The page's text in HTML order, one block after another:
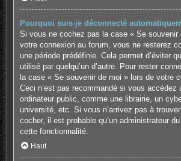
Pourquoi suis-je déconnecté
Si vous ne cochez pas la case « Se souvenir
votre connexion au forum, vous ne resterez
une période prédéfinie. Cela permet d’éviter
utilisé par quelqu’un d’autre. Pour rester
la case « Se souvenir de moi » lors de votre
Ceci n’est pas recommandé si vous accédez
ordinateur public, comme une librairie, un
université, etc. Si vous n’arrivez pas à
cocher, il est probable qu’un administrateur
cette fonctionnalité.
Haut